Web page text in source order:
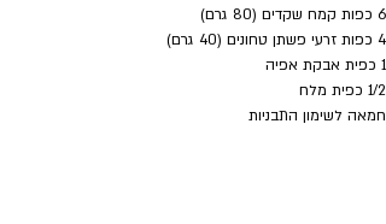
6 כפות קמח שקדים (80 גרם)
4 כפות זרעי פשתן טחונים (40 גרם)
1 כפית אבקת אפיה
1/2 כפית מלח
חמאה לשימון התבניות